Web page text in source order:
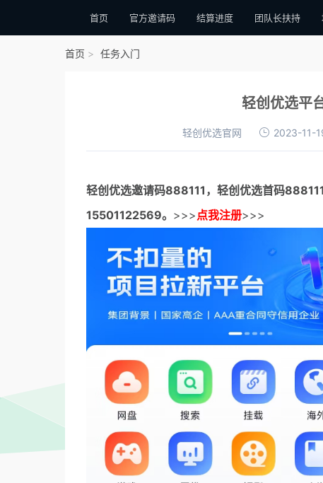
首页 官方邀请码 结算进度 团队长扶持
首页 任务入门
轻创优选平
轻创优选官网 2023-11-
轻创优选邀请码888111， 轻创优选首码
15501122569。 >>>点我注册>>>